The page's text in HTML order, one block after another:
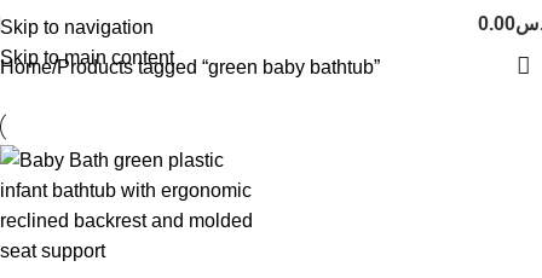
Skip to navigation
Skip to main content
0.00
Home Products tagged “green baby bathtub”